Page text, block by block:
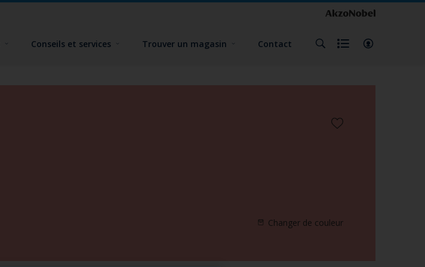
Conseils et services Trouver un magasin Contact
Changer de couleur